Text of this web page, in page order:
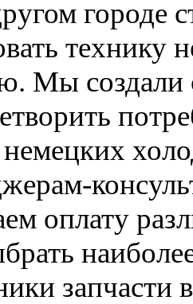
городе
технику
Мы
оплату
запчасти